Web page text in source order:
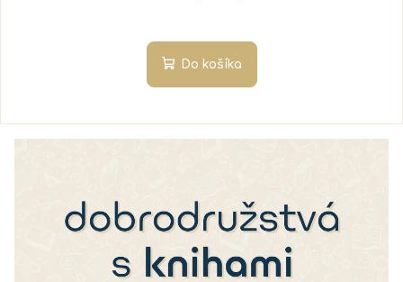
Do košíka